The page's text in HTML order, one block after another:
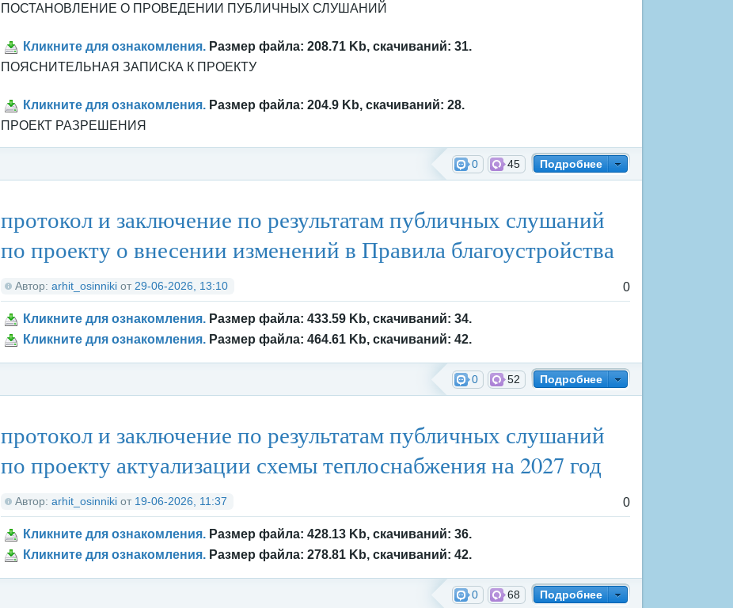
ПОСТАНОВЛЕНИЕ О ПРОВЕДЕНИИ ПУБЛИЧНЫХ СЛУШАНИЙ
Кликните для ознакомления. Размер файла: 208.71 Kb, скачиваний: 31.
ПОЯСНИТЕЛЬНАЯ ЗАПИСКА К ПРОЕКТУ
Кликните для ознакомления. Размер файла: 204.9 Kb, скачиваний: 28.
ПРОЕКТ РАЗРЕШЕНИЯ
Подробнее
45
0
протокол и заключение по результатам публичных слушаний
по проекту о внесении изменений в Правила благоустройства
Автор: arhit_osinniki от 29-06-2026, 13:10 0
Кликните для ознакомления. Размер файла: 433.59 Kb, скачиваний: 34.
Кликните для ознакомления. Размер файла: 464.61 Kb, скачиваний: 42.
Подробнее
52
0
протокол и заключение по результатам публичных слушаний
по проекту актуализации схемы теплоснабжения на 2027 год
Автор: arhit_osinniki от 19-06-2026, 11:37 0
Кликните для ознакомления. Размер файла: 428.13 Kb, скачиваний: 36.
Кликните для ознакомления. Размер файла: 278.81 Kb, скачиваний: 42.
Подробнее
68
0